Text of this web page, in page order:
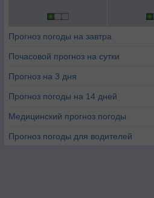
Прогноз погоды на завтра
Почасовой прогноз на сутки
Прогноз на 3 дня
Прогноз погоды на 14 дней
Медицинский прогноз погоды
Прогноз погоды для водителей